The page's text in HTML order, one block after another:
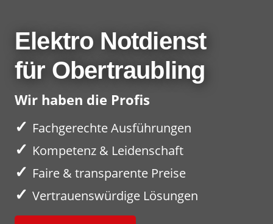
Elektro Notdienst
für Obertraubling
Wir haben die Profis
✓ Fachgerechte Ausführungen
✓ Kompetenz & Leidenschaft
✓ Faire & transparente Preise
✓ Vertrauenswürdige Lösungen